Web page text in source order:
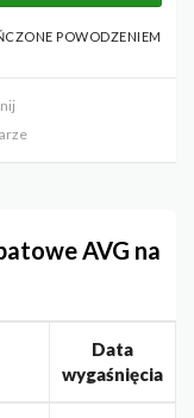
POWODZENIEM
AVG na
Data
wygaśnięcia